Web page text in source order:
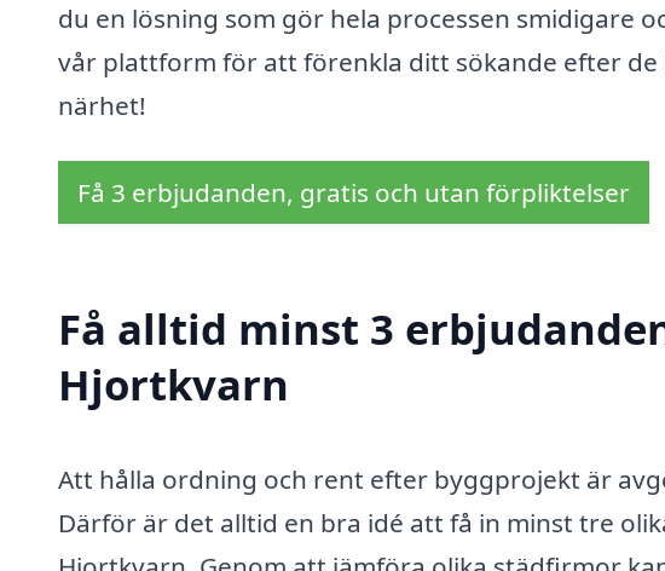
du en lösning som gör hela processen smidigare
vår plattform för att förenkla ditt sökande efter
närhet!
Få 3 erbjudanden, gratis och utan förpliktelser
Få alltid minst 3
Hjortkvarn
Att hålla ordning och rent efter byggprojekt är
Därför är det alltid en bra idé att få in minst tre